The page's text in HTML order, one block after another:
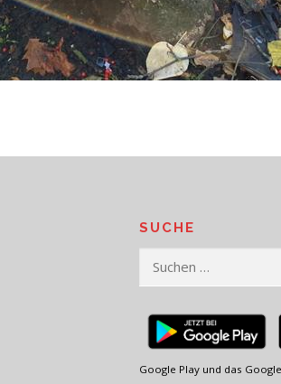
SUCHE
nach:
Google Play und das